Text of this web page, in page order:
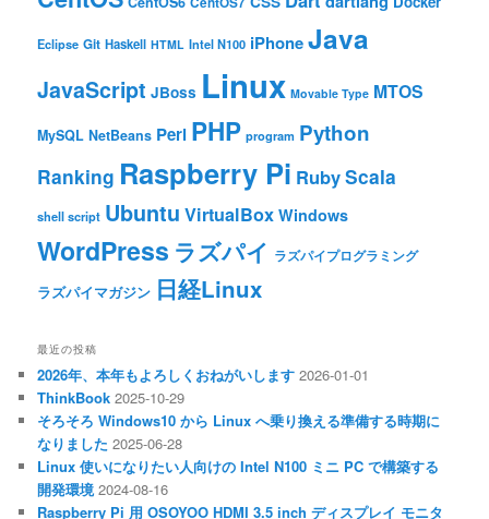
Eclipse Git Haskell HTML Intel N100 iPhoneJava
JavaScript JBoss Linux Movable Type MTOS
MySQL NetBeans Perl PHP program Python
Ranking Raspberry Pi RubyScala
shell script Ubuntu VirtualBox Windows
WordPress ラズパイ ラズパイプログラミング
ラズパイマガジン 日経Linux
最近の投稿
2026年、本年もよろしくおねがいします 2026-01-01
ThinkBook 2025-10-29
そろそろ Windows10 から Linux へ乗り換える準備する時期に
なりました 2025-06-28
Linux 使いになりたい人向けの Intel N100 ミニ PC で構築する
開発環境 2024-08-16
Raspberry Pi 用 OSOYOO HDMI 3.5 inch ディスプレイ モニタ